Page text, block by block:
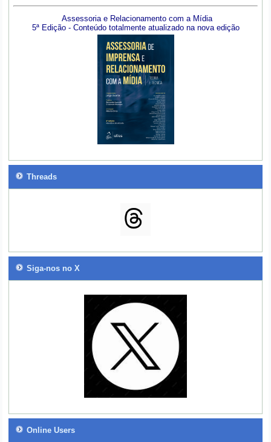
Assessoria e Relacionamento com a Mídia
5ª Edição - Conteúdo totalmente atualizado na nova edição
Threads
Siga-nos no X
Online Users